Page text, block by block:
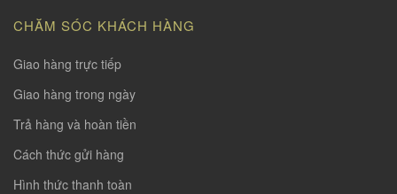
CHĂM SÓC KHÁCH HÀNG
Giao hàng trực tiếp
Giao hàng trong ngày
Trả hàng và hoàn tiền
Cách thức gửi hàng
Hình thức thanh toàn